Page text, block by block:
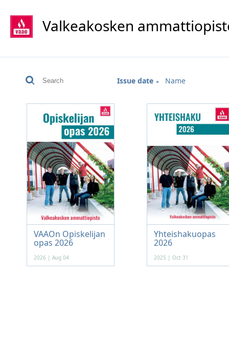
Valkeakosken
Issue date Name
VAAOn Opiskelijan
opas 2026
2026 | Aug 04
Yhteishakuopas
2026
2025 | Oct 31